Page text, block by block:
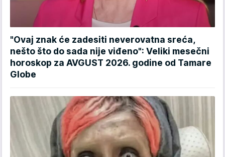
"Ovaj znak će zadesiti neverovatna sreća,
nešto što do sada nije viđeno": Veliki mesečni
horoskop za AVGUST 2026. godine od Tamare
Globe